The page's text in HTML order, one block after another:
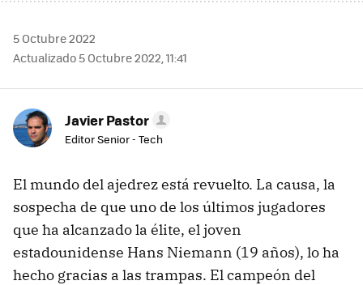
5 Octubre 2022
Actualizado 5 Octubre 2022, 11:41
Javier Pastor
Editor Senior - Tech
El mundo del ajedrez está revuelto. La causa, la
sospecha de que uno de los últimos jugadores
que ha alcanzado la élite, el joven
estadounidense Hans Niemann (19 años), lo ha
hecho gracias a las trampas. El campeón del